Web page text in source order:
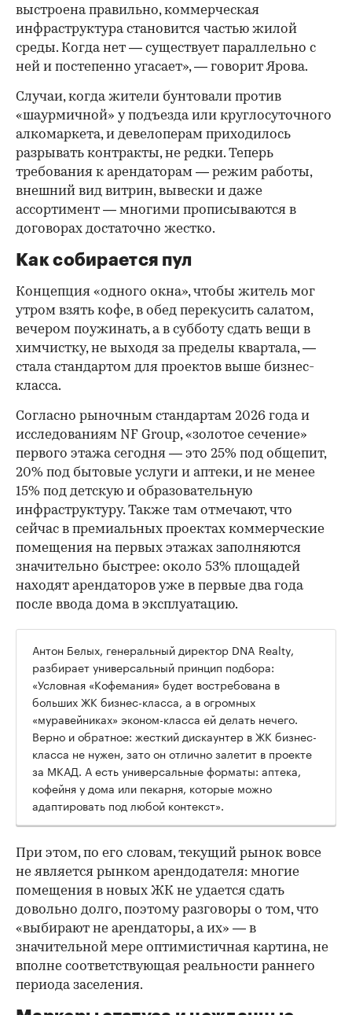
выстроена правильно, коммерческая
инфраструктура становится частью жилой
среды. Когда нет — существует параллельно с
ней и постепенно угасает», — говорит Ярова.
Случаи, когда жители бунтовали против
«шаурмичной» у подъезда или круглосуточного
алкомаркета, и девелоперам приходилось
разрывать контракты, не редки. Теперь
требования к арендаторам — режим работы,
внешний вид витрин, вывески и даже
ассортимент — многими прописываются в
договорах достаточно жестко.
Как собирается пул
Концепция «одного окна», чтобы житель мог
утром взять кофе, в обед перекусить салатом,
вечером поужинать, а в субботу сдать вещи в
химчистку, не выходя за пределы квартала, —
стала стандартом для проектов выше бизнес-
класса.
Согласно рыночным стандартам 2026 года и
исследованиям NF Group, «золотое сечение»
первого этажа сегодня — это 25% под общепит,
20% под бытовые услуги и аптеки, и не менее
15% под детскую и образовательную
инфраструктуру. Также там отмечают, что
сейчас в премиальных проектах коммерческие
помещения на первых этажах заполняются
значительно быстрее: около 53% площадей
находят арендаторов уже в первые два года
после ввода дома в эксплуатацию.
Антон Белых, генеральный директор DNA Realty,
разбирает универсальный принцип подбора:
«Условная «Кофемания» будет востребована в
больших ЖК бизнес-класса, а в огромных
«муравейниках» эконом-класса ей делать нечего.
Верно и обратное: жесткий дискаунтер в ЖК бизнес-
класса не нужен, зато он отлично залетит в проекте
за МКАД. А есть универсальные форматы: аптека,
кофейня у дома или пекарня, которые можно
адаптировать под любой контекст».
При этом, по его словам, текущий рынок вовсе
не является рынком арендодателя: многие
помещения в новых ЖК не удается сдать
довольно долго, поэтому разговоры о том, что
«выбирают не арендаторы, а их» — в
значительной мере оптимистичная картина, не
вполне соответствующая реальности раннего
периода заселения.